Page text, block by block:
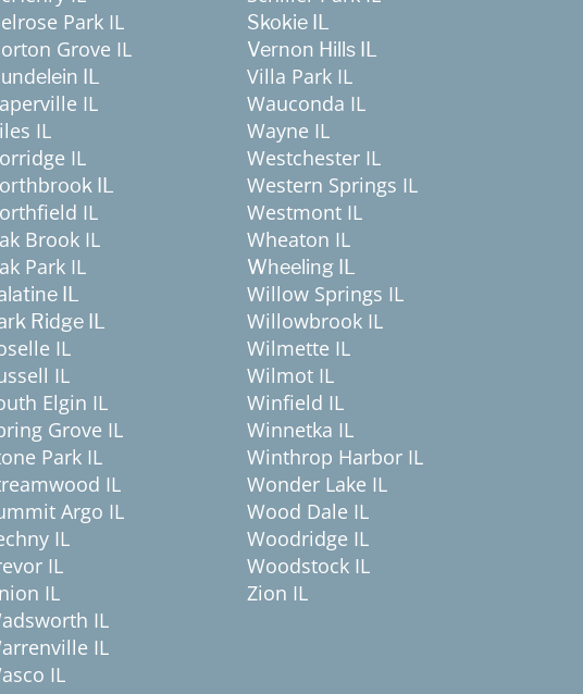
Park IL
Grove IL
IL
IL
IL
IL
IL
IL
Brook IL
Park IL
IL
Ridge IL
IL
IL
Elgin IL
Grove IL
Park IL
IL
Argo IL
IL
IL
IL
IL
IL
IL
Skokie IL
Vernon Hills IL
Villa Park IL
Wauconda IL
Wayne IL
Westchester IL
Western Springs IL
Westmont IL
Wheaton IL
Wheeling IL
Willow Springs IL
Willowbrook IL
Wilmette IL
Wilmot IL
Winfield IL
Winnetka IL
Winthrop Harbor IL
Wonder Lake IL
Wood Dale IL
Woodridge IL
Woodstock IL
Zion IL